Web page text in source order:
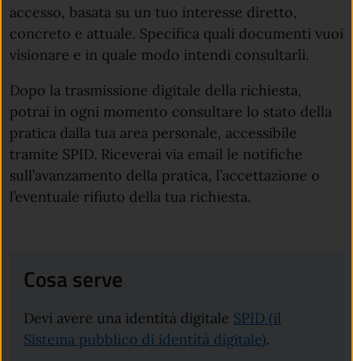
accesso, basata su un tuo interesse diretto,
concreto e attuale. Specifica quali documenti vuoi
visionare e in quale modo intendi consultarli.
Dopo la trasmissione digitale della richiesta,
potrai in ogni momento consultare lo stato della
pratica dalla tua area personale, accessibile
tramite SPID. Riceverai via email le notifiche
sull’avanzamento della pratica, l’accettazione o
l’eventuale rifiuto della tua richiesta.
Cosa serve
Devi avere una identità digitale SPID (il
Sistema pubblico di identità digitale).